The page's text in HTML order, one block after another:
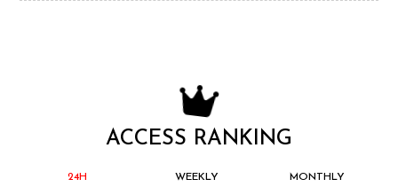
ACCESS RANKING
24H WEEKLY MONTHLY